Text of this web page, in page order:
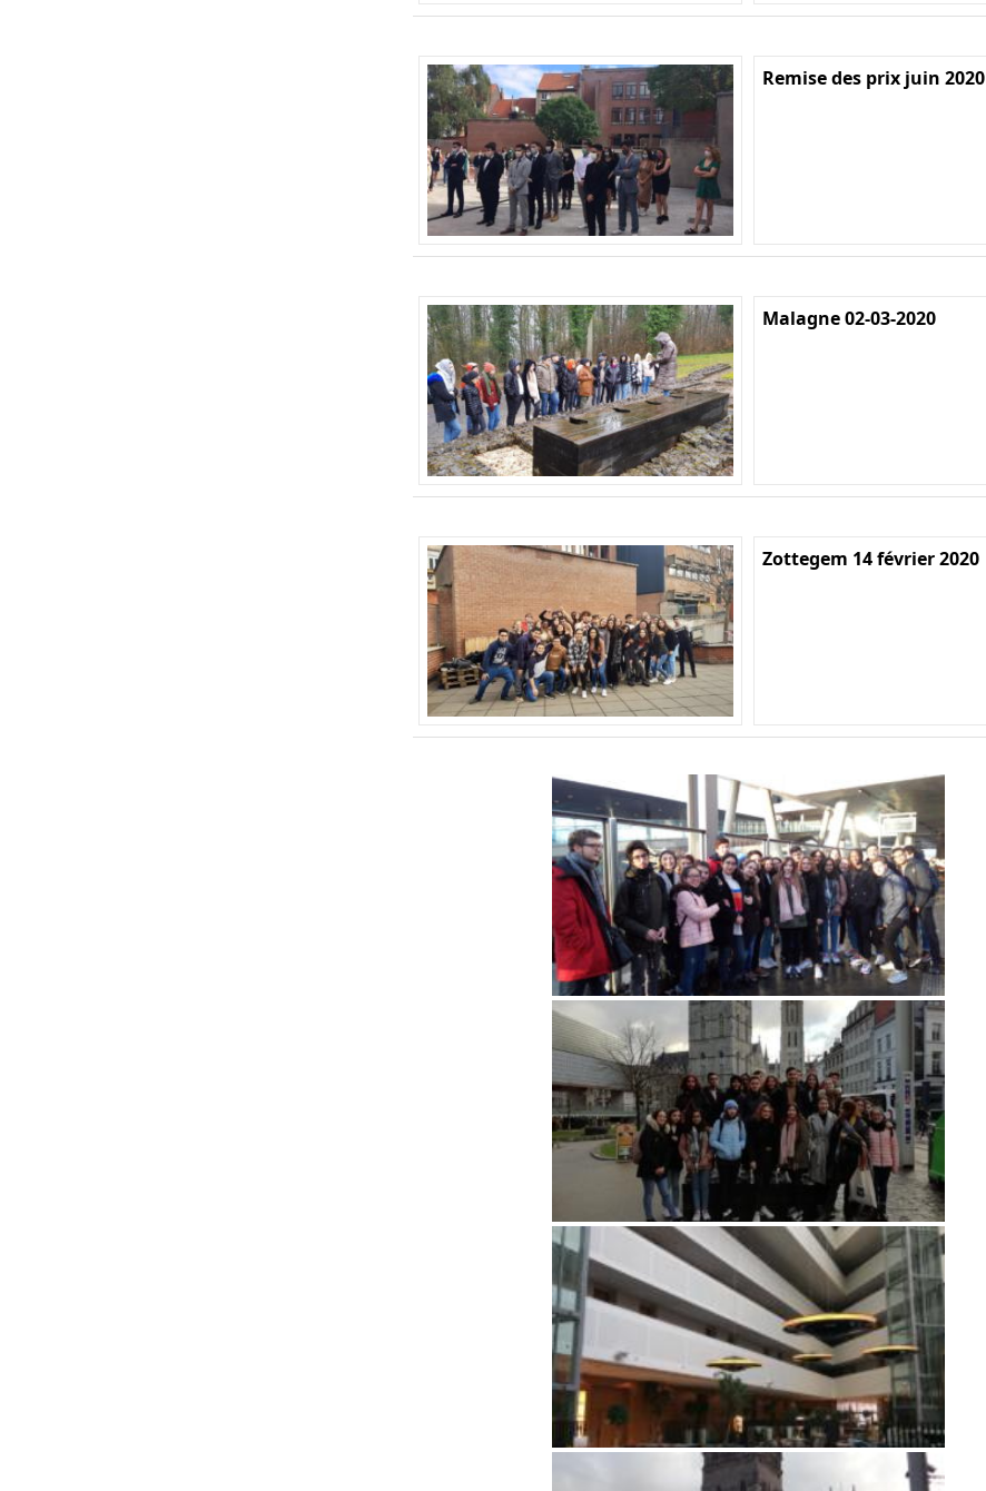
Remise des prix juin 2020
Malagne 02-03-2020
Zottegem 14 février 2020